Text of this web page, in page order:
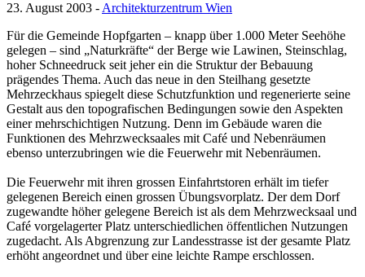
23. August 2003 -Architekturzentrum Wien
Für die Gemeinde Hopfgarten – knapp über 1.000 Meter Seehöhe
gelegen – sind „Naturkräfte“ der Berge wie Lawinen, Steinschlag,
hoher Schneedruck seit jeher ein die Struktur der Bebauung
prägendes Thema. Auch das neue in den Steilhang gesetzte
Mehrzeckhaus spiegelt diese Schutzfunktion und regenerierte seine
Gestalt aus den topografischen Bedingungen sowie den Aspekten
einer mehrschichtigen Nutzung. Denn im Gebäude waren die
Funktionen des Mehrzwecksaales mit Café und Nebenräumen
ebenso unterzubringen wie die Feuerwehr mit Nebenräumen.
Die Feuerwehr mit ihren grossen Einfahrtstoren erhält im tiefer
gelegenen Bereich einen grossen Übungsvorplatz. Der dem Dorf
zugewandte höher gelegene Bereich ist als dem Mehrzwecksaal und
Café vorgelagerter Platz unterschiedlichen öffentlichen Nutzungen
zugedacht. Als Abgrenzung zur Landesstrasse ist der gesamte Platz
erhöht angeordnet und über eine leichte Rampe erschlossen.